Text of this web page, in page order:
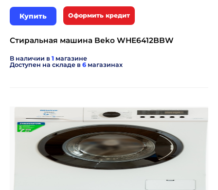
Купить Оформить кредит
Стиральная машина Beko WHE6412BBW
В наличии в 1 магазине
Доступен на складе в 6 магазинах